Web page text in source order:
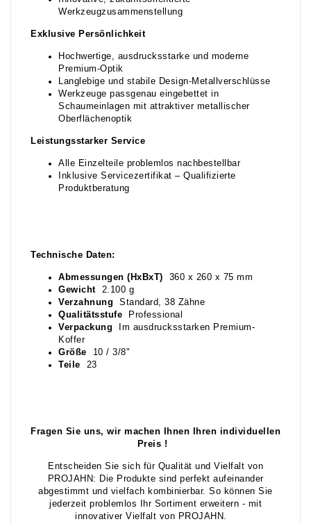
Werkzeugzusammenstellung
Exklusive Persönlichkeit
Hochwertige, ausdrucksstarke und moderne
Premium-Optik
Langlebige und stabile Design-Metallverschlüsse
Werkzeuge passgenau eingebettet in
Schaumeinlagen mit attraktiver metallischer
Oberflächenoptik
Leistungsstarker Service
Alle Einzelteile problemlos nachbestellbar
Inklusive Servicezertifikat – Qualifizierte
Produktberatung
Technische Daten:
Abmessungen (HxBxT) 360 x 260 x 75 mm
Gewicht 2.100 g
Verzahnung Standard, 38 Zähne
Qualitätsstufe
Professional
Verpackung
Im ausdrucksstarken Premium-
Koffer
Größe
10 / 3/8"
Teile 23
Fragen Sie uns, wir machen Ihnen Ihren individuellen
Preis !
Entscheiden Sie sich für Qualität und Vielfalt von
PROJAHN: Die Produkte sind perfekt aufeinander
abgestimmt und vielfach kombinierbar. So können Sie
jederzeit problemlos Ihr Sortiment erweitern - mit
innovativer Vielfalt von PROJAHN.